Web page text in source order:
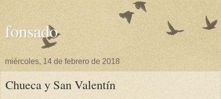
fonsado
miércoles, 14 de febrero de 2018
Chueca y San Valentín